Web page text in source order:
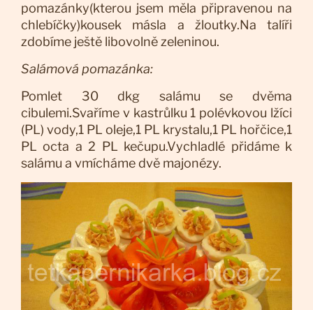
pomazánky(kterou jsem měla připravenou na
chlebíčky)kousek másla a žloutky.Na talíři
zdobíme ještě libovolně zeleninou.
Salámová pomazánka:
Pomlet 30 dkg salámu se dvěma
cibulemi.Svaříme v kastrůlku 1 polévkovou lžíci
(PL) vody,1 PL oleje,1 PL krystalu,1 PL hořčice,1
PL octa a 2 PL kečupu.Vychladlé přidáme k
salámu a vmícháme dvě majonézy.